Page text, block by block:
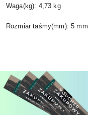
Waga(kg): 4,73 kg
Rozmiar taśmy(mm): 5 mm